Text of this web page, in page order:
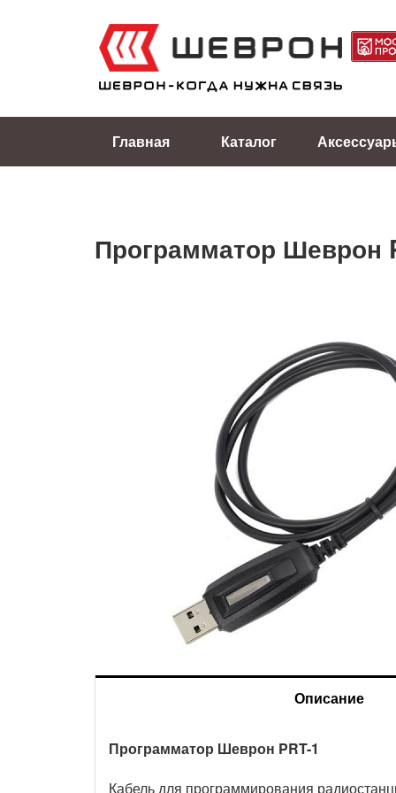
Главная Каталог
Программатор Шеврон
Описание
Программатор Шеврон PRT-1
Кабель для программирования
Доставка и оплата